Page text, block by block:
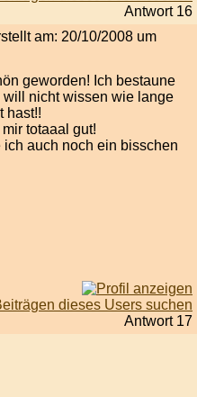
Antwort 16
am: 20/10/2008 um
geworden! Ich bestaune
will nicht wissen wie lange
hast!!
totaaal gut!
auch noch ein bisschen
Antwort 17